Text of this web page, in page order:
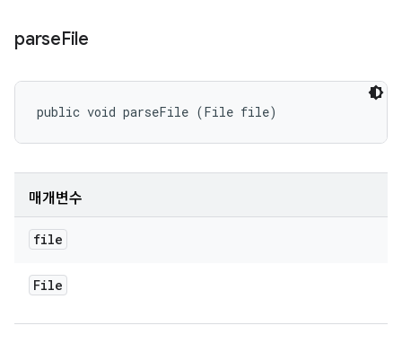
parseFile
public void parseFile (File file)
매개변수
file
File